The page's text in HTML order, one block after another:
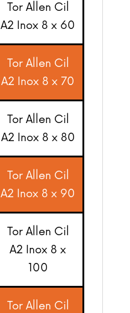
Tor Allen Cil
A2 Inox 8 x 60
Tor Allen Cil
A2 Inox 8 x 70
Tor Allen Cil
A2 Inox 8 x 80
Tor Allen Cil
A2 Inox 8 x 90
Tor Allen Cil
A2 Inox 8 x
100
Tor Allen Cil